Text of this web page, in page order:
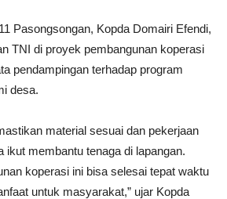
Pasongsongan, Kopda Domairi Efendi,
TNI di proyek pembangunan koperasi
pendampingan terhadap program
desa.
material sesuai dan pekerjaan
ikut membantu tenaga di lapangan.
koperasi ini bisa selesai tepat waktu
untuk masyarakat,” ujar Kopda